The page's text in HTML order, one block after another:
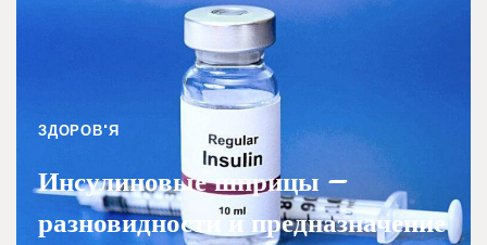
ЗДОРОВ'Я
Инсулиновые шприцы –
разновидности и предназначение